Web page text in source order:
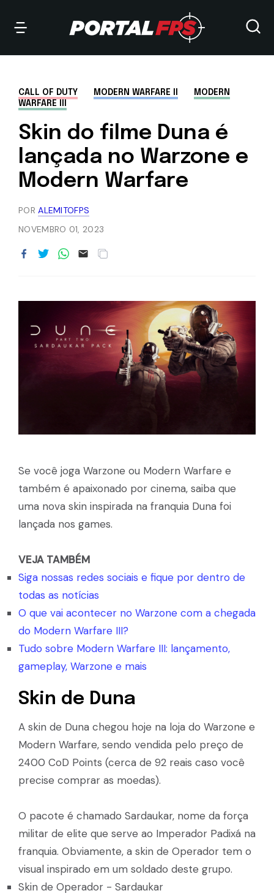
CALL OF DUTY MODERN WARFARE II
MODERN
WARFARE III
Skin do filme Duna é
lançada no Warzone e
Modern Warfare
PORALEMITOFPS
NOVEMBRO 01, 2023
Se você joga Warzone ou Modern Warfare e
também é apaixonado por cinema, saiba que
uma nova skin inspirada na franquia Duna foi
lançada nos games.
VEJA TAMBÉM
Siga nossas redes sociais e fique por dentro de
todas as notícias
O que vai acontecer no Warzone com a chegada
do Modern Warfare III?
Tudo sobre Modern Warfare III: lançamento,
gameplay, Warzone e mais
Skin de Duna
A skin de Duna chegou hoje na loja do Warzone e
Modern Warfare, sendo vendida pelo preço de
2400 CoD Points (cerca de 92 reais caso você
precise comprar as moedas).
O pacote é chamado Sardaukar, nome da força
militar de elite que serve ao Imperador Padixá na
franquia. Obviamente, a skin de Operador tem o
visual inspirado em um soldado deste grupo.
Skin de Operador - Sardaukar